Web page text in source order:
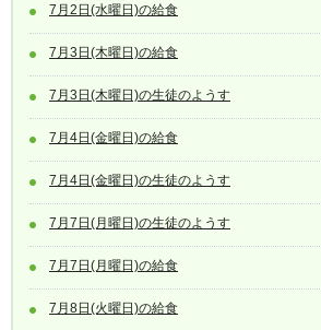
7月2日(水曜日)の給食
7月3日(木曜日)の給食
7月3日(木曜日)の生徒のようす
7月4日(金曜日)の給食
7月4日(金曜日)の生徒のようす
7月7日(月曜日)の生徒のようす
7月7日(月曜日)の給食
7月8日(火曜日)の給食